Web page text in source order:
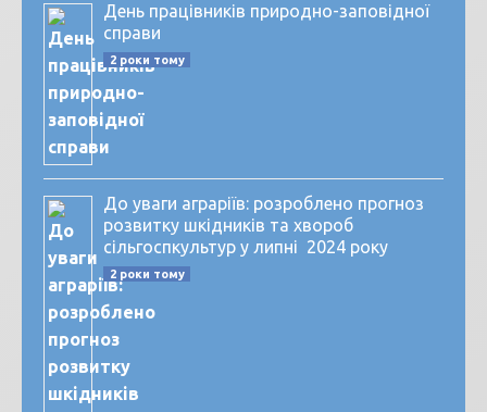
День працівників природно-заповідної
справи
2 роки тому
До уваги аграріїв: розроблено прогноз
розвитку шкідників та хвороб
сільгоспкультур у липні 2024 року
2 роки тому